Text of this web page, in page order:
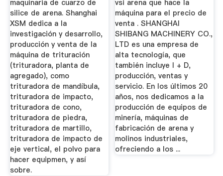
maquinaria de cuarzo de
silice de arena. Shanghai
XSM dedica a la
investigación y desarrollo,
producción y venta de la
máquina de trituración
(trituradora, planta de
agregado), como
trituradora de mandíbula,
trituradora de impacto,
trituradora de cono,
trituradora de piedra,
trituradora de martillo,
trituradora de impacto de
eje vertical, el polvo para
hacer equipmen, y así
sobre.
vsi arena que hace la
máquina para el precio de
venta . SHANGHAI
SHIBANG MACHINERY CO.,
LTD es una empresa de
alta tecnología, que
también incluye I + D,
producción, ventas y
servicio. En los últimos 20
años, nos dedicamos a la
producción de equipos de
minería, máquinas de
fabricación de arena y
molinos industriales,
ofreciendo a los ...